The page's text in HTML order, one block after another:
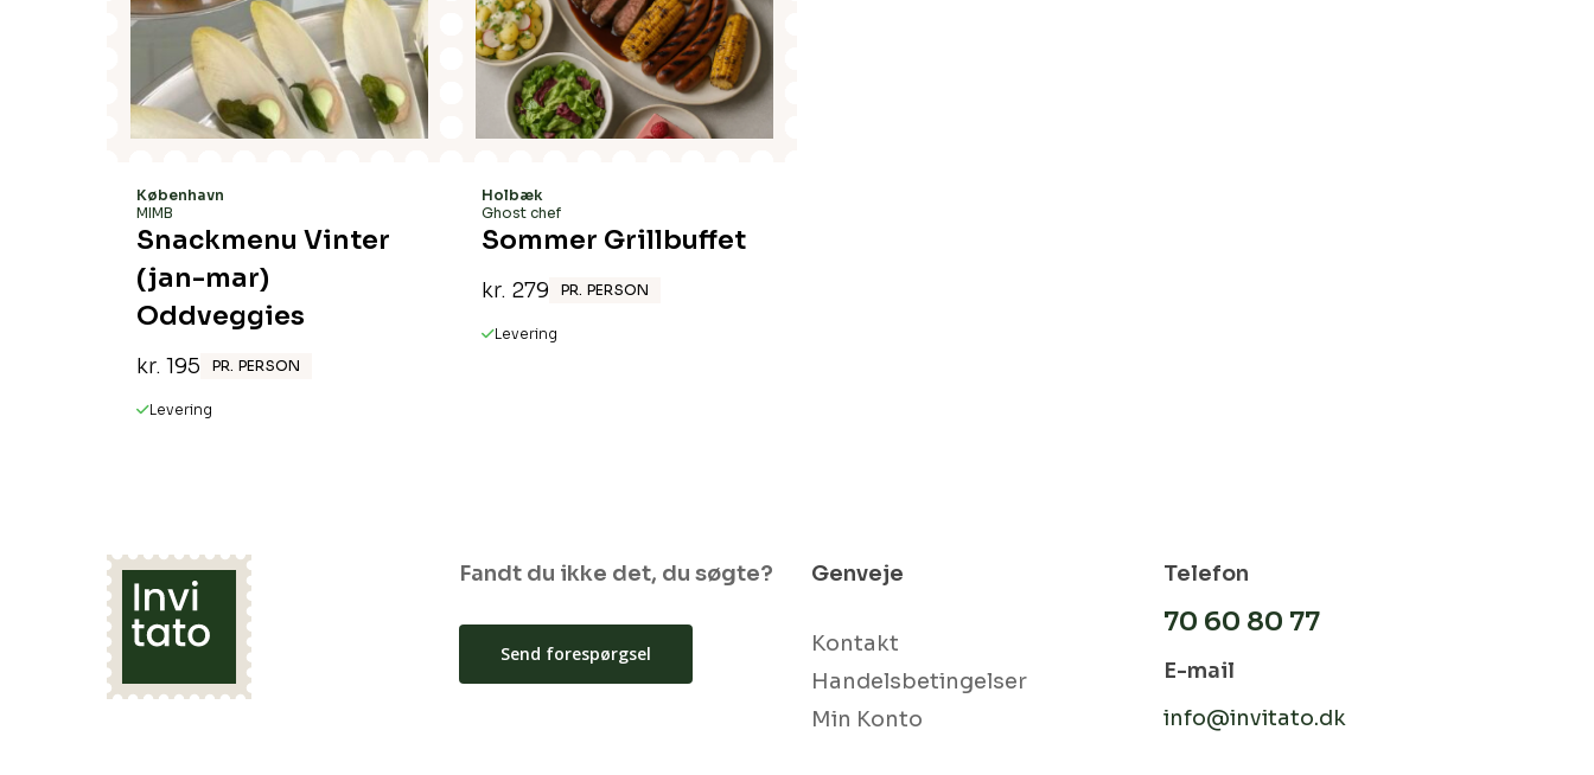
København
MIMB
Snackmenu Vinter
(jan-mar)
Oddveggies
kr. 195 PR. PERSON
Levering
Holbæk
Ghost chef
Sommer Grillbuffet
kr. 279 PR. PERSON
Levering
Fandt du ikke det, du søgte?
Send forespørgsel
Genveje
Kontakt
Handelsbetingelser
Min Konto
Telefon
70 60 80 77
E-mail
info@invitato.dk